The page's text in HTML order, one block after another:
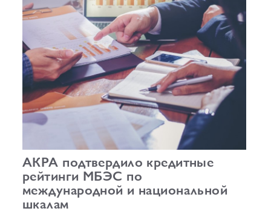
АКРА подтвердило кредитные
рейтинги МБЭС по
международной и национальной
шкалам